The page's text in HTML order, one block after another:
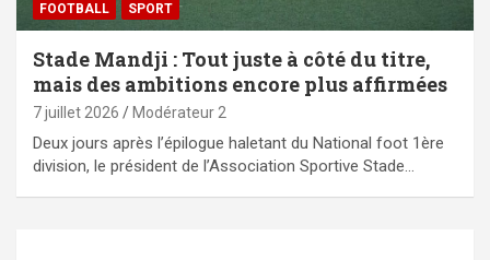
FOOTBALL SPORT
Stade Mandji : Tout juste à côté du titre,
mais des ambitions encore plus affirmées
7 juillet 2026 Modérateur 2
Deux jours après l’épilogue haletant du National foot 1ère
division, le président de l’Association Sportive Stade…